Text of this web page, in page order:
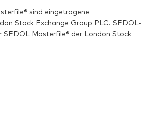
V3MB
sind eingetragene
Stock Exchange Group PLC. SEDOL-
SEDOL Masterfile® der London Stock